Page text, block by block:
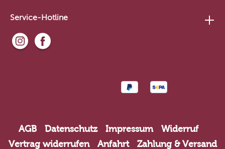
Service-Hotline
AGB Datenschutz Impressum
Widerruf
Vertrag widerrufen
Anfahrt Zahlung & Versand